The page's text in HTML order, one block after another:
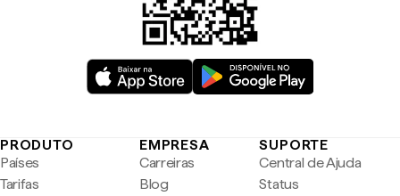
PRODUTO
Países
Tarifas
EMPRESA
Carreiras
Blog
SUPORTE
Central de Ajuda
Status